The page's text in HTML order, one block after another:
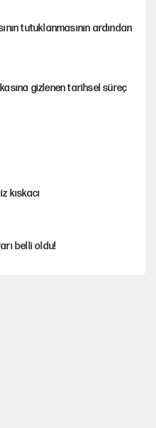
tutuklanmasının ardından
gizlenen tarihsel süreç
kıskacı
belli oldu!